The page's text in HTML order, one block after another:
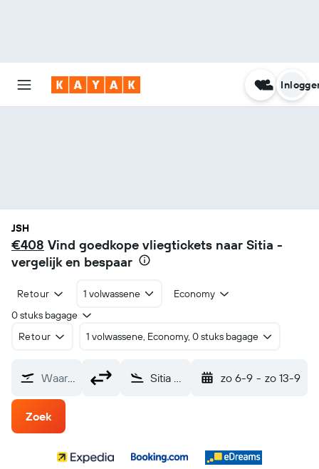
JSH
€408 Vind goedkope vliegtickets naar Sitia -
vergelijk en bespaar
Retour 1 volwassene
Economy
0 stuks bagage
Retour
1 volwassene, Economy, 0 stuks bagage
Waarvandaan? Sitia (JSH) zo 6-9 - zo 13-9
Zoek